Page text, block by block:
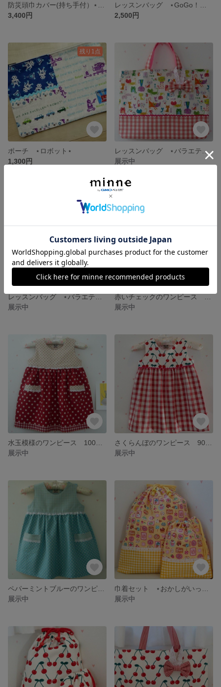
3,400円
2,500円
残り1点
ポーチ ⋆ロボット⋆
1,300円
レッスンバッグ ⋆バラエティキャット⋆ ピンク系
展示中
展示中
展示中
展示中
展示中
展示中
展示中